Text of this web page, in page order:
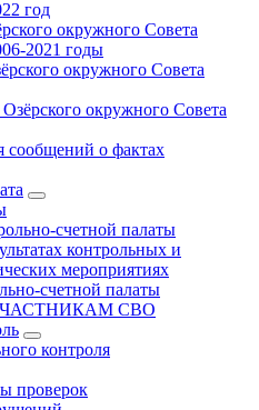
год
окружного Совета
2021 годы
окружного Совета
окружного Совета
сообщений о фактах
счетной палаты
контрольных и
мероприятиях
счетной палаты
СВО
контроля
проверок